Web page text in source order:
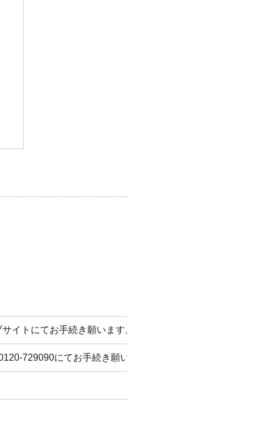
イトにてお手続き願います。
729090にてお手続き願います。